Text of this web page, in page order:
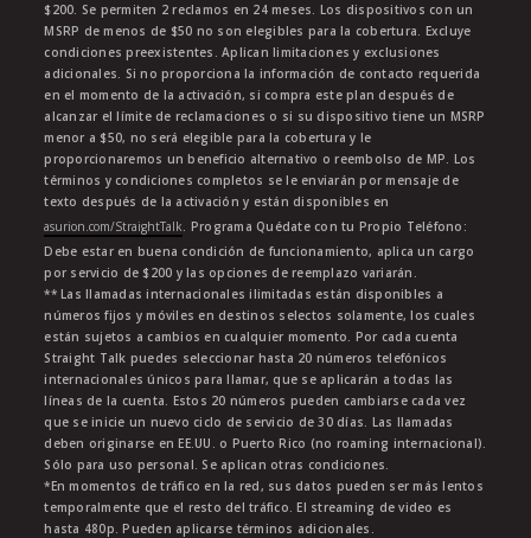
$200. Se permiten 2 reclamos en 24 meses. Los dispositivos con un
MSRP de menos de $50 no son elegibles para la cobertura. Excluye
condiciones preexistentes. Aplican limitaciones y exclusiones
adicionales. Si no proporciona la información de contacto requerida
en el momento de la activación, si compra este plan después de
alcanzar el límite de reclamaciones o si su dispositivo tiene un MSRP
menor a $50, no será elegible para la cobertura y le
proporcionaremos un beneficio alternativo o reembolso de MP. Los
términos y condiciones completos se le enviarán por mensaje de
texto después de la activación y están disponibles en
asurion.com/StraightTalk. Programa Quédate con tu Propio Teléfono:
Debe estar en buena condición de funcionamiento, aplica un cargo
por servicio de $200 y las opciones de reemplazo variarán.
** Las llamadas internacionales ilimitadas están disponibles a
números fijos y móviles en destinos selectos solamente, los cuales
están sujetos a cambios en cualquier momento. Por cada cuenta
Straight Talk puedes seleccionar hasta 20 números telefónicos
internacionales únicos para llamar, que se aplicarán a todas las
líneas de la cuenta. Estos 20 números pueden cambiarse cada vez
que se inicie un nuevo ciclo de servicio de 30 días. Las llamadas
deben originarse en EE.UU. o Puerto Rico (no roaming internacional).
Sólo para uso personal. Se aplican otras condiciones.
*En momentos de tráfico en la red, sus datos pueden ser más lentos
temporalmente que el resto del tráfico. El streaming de video es
hasta 480p. Pueden aplicarse términos adicionales.